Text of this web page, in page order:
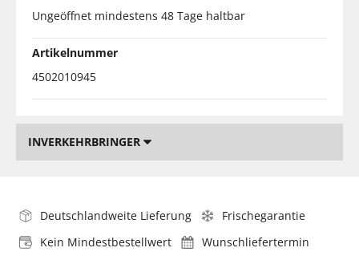
Ungeöffnet mindestens 48 Tage haltbar
Artikelnummer
4502010945
INVERKEHRBRINGER
Deutschlandweite Lieferung
Frischegarantie
Kein Mindestbestellwert
Wunschliefertermin